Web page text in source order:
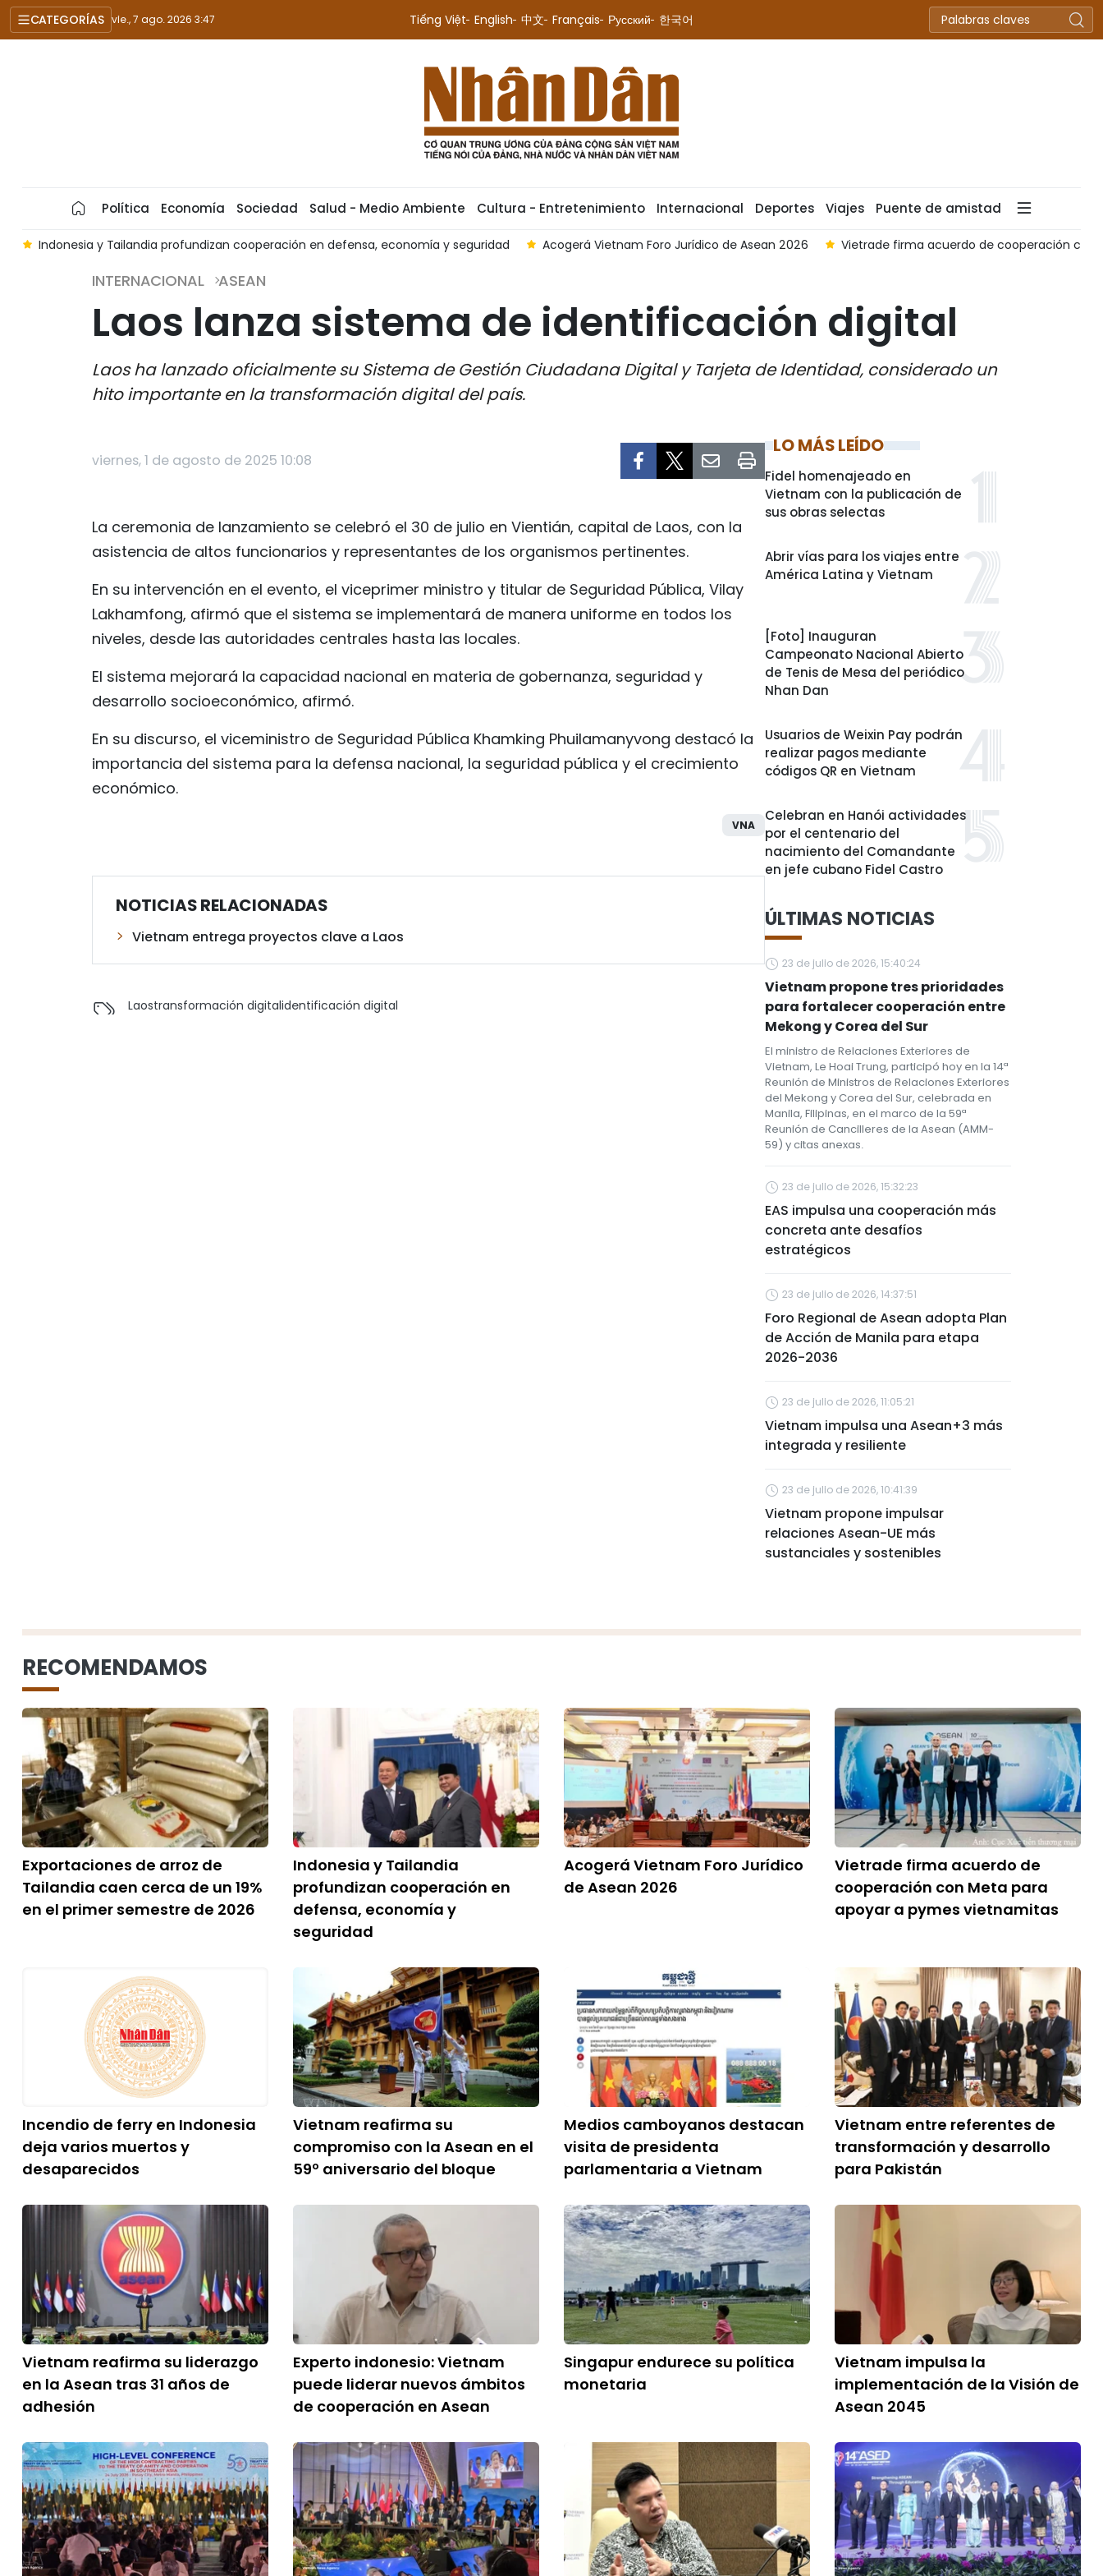
CATEGORÍAS vie., 7 ago. 2026 3:47 Tiếng Việt English 中文 Français Русский 한국어
Política Economía Sociedad Salud - Medio Ambiente Cultura - Entretenimiento Internacional Deportes Viajes Puente de amistad
y seguridad Acogerá Vietnam Foro Jurídico de Asean 2026 Vietrade firma acuerdo de cooperación con Meta para apoyar a pymes vietnamitas Incendio de ferry en
INTERNACIONAL ASEAN
Laos lanza sistema de identificación digital
Laos ha lanzado oficialmente su Sistema de Gestión Ciudadana Digital y Tarjeta de Identidad, considerado un
hito importante en la transformación digital del país.
viernes, 1 de agosto de 2025 10:08
La ceremonia de lanzamiento se celebró el 30 de julio en Vientián, capital de Laos, con la
asistencia de altos funcionarios y representantes de los organismos pertinentes.
En su intervención en el evento, el viceprimer ministro y titular de Seguridad Pública, Vilay
Lakhamfong, afirmó que el sistema se implementará de manera uniforme en todos los
niveles, desde las autoridades centrales hasta las locales.
El sistema mejorará la capacidad nacional en materia de gobernanza, seguridad y
desarrollo socioeconómico, afirmó.
En su discurso, el viceministro de Seguridad Pública Khamking Phuilamanyvong destacó la
importancia del sistema para la defensa nacional, la seguridad pública y el crecimiento
económico.
VNA
NOTICIAS RELACIONADAS
Vietnam entrega proyectos clave a Laos
Laostransformación digitalidentificación digital
LO MÁS LEÍDO
Fidel homenajeado en
Vietnam con la publicación de
sus obras selectas
Abrir vías para los viajes entre
América Latina y Vietnam
[Foto] Inauguran
Campeonato Nacional Abierto
de Tenis de Mesa del periódico
Nhan Dan
Usuarios de Weixin Pay podrán
realizar pagos mediante
códigos QR en Vietnam
Celebran en Hanói actividades
por el centenario del
nacimiento del Comandante
en jefe cubano Fidel Castro
ÚLTIMAS NOTICIAS
23 de julio de 2026, 15:40:24
Vietnam propone tres prioridades
para fortalecer cooperación entre
Mekong y Corea del Sur
El ministro de Relaciones Exteriores de
Vietnam, Le Hoai Trung, participó hoy en la 14ª
Reunión de Ministros de Relaciones Exteriores
del Mekong y Corea del Sur, celebrada en
Manila, Filipinas, en el marco de la 59ª
Reunión de Cancilleres de la Asean (AMM-
59) y citas anexas.
23 de julio de 2026, 15:32:23
EAS impulsa una cooperación más
concreta ante desafíos
estratégicos
23 de julio de 2026, 14:37:51
Foro Regional de Asean adopta Plan
de Acción de Manila para etapa
2026-2036
23 de julio de 2026, 11:05:21
Vietnam impulsa una Asean+3 más
integrada y resiliente
23 de julio de 2026, 10:41:39
Vietnam propone impulsar
relaciones Asean-UE más
sustanciales y sostenibles
RECOMENDAMOS
Exportaciones de arroz de
Tailandia caen cerca de un 19%
en el primer semestre de 2026
Indonesia y Tailandia
profundizan cooperación en
defensa, economía y
seguridad
Acogerá Vietnam Foro Jurídico
de Asean 2026
Vietrade firma acuerdo de
cooperación con Meta para
apoyar a pymes vietnamitas
Incendio de ferry en Indonesia
deja varios muertos y
desaparecidos
Vietnam reafirma su
compromiso con la Asean en el
59º aniversario del bloque
Medios camboyanos destacan
visita de presidenta
parlamentaria a Vietnam
Vietnam entre referentes de
transformación y desarrollo
para Pakistán
Vietnam reafirma su liderazgo
en la Asean tras 31 años de
adhesión
Experto indonesio: Vietnam
puede liderar nuevos ámbitos
de cooperación en Asean
Singapur endurece su política
monetaria
Vietnam impulsa la
implementación de la Visión de
Asean 2045